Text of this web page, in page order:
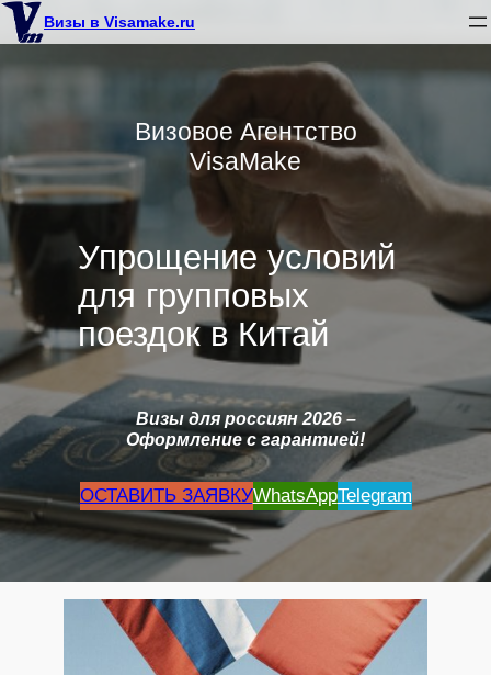
Перейти
к
содержимому
Визы в Visamake.ru
Визовое Агентство
VisaMake
Упрощение условий
для групповых
поездок в Китай
Визы для россиян 2026 –
Оформление с гарантией!
ОСТАВИТЬ ЗАЯВКУWhatsAppTelegram